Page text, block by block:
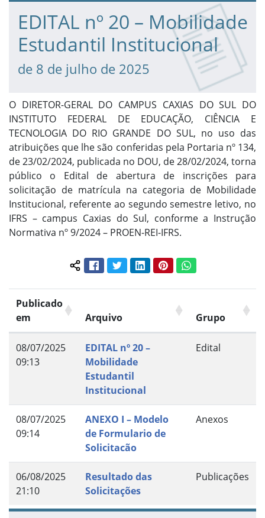
Fim da navegação
Início do conteúdo
EDITAL nº 20 – Mobilidade
Estudantil Institucional
de 8 de julho de 2025
O DIRETOR-GERAL DO CAMPUS CAXIAS DO SUL DO
INSTITUTO FEDERAL DE EDUCAÇÃO, CIÊNCIA E
TECNOLOGIA DO RIO GRANDE DO SUL, no uso das
atribuições que lhe são conferidas pela Portaria nº 134,
de 23/02/2024, publicada no DOU, de 28/02/2024, torna
público o Edital de abertura de inscrições para
solicitação de matrícula na categoria de Mobilidade
Institucional, referente ao segundo semestre letivo, no
IFRS – campus Caxias do Sul, conforme a Instrução
Normativa nº 9/2024 – PROEN-REI-IFRS.
Compartilhar conteúdo:
FacebookTwitterLinkedInPinterestWhatsApp
Publicado
em
Arquivo Grupo
08/07/2025
09:13
EDITAL nº 20 –
Mobilidade
Estudantil
Institucional
Edital
08/07/2025
09:14
ANEXO I – Modelo
de Formulario de
Solicitacão
Anexos
06/08/2025
21:10
Resultado das
Solicitações
Publicações